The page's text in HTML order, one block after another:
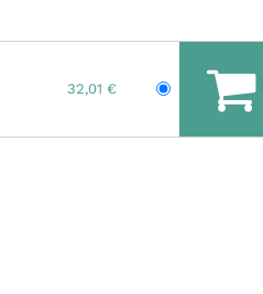
32,01 €